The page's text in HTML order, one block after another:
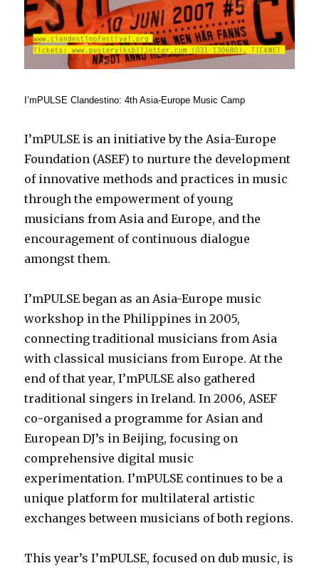
I’mPULSE Clandestino: 4th Asia-Europe Music Camp
I’mPULSE is an initiative by the Asia-Europe
Foundation (ASEF) to nurture the development
of innovative methods and practices in music
through the empowerment of young
musicians from Asia and Europe, and the
encouragement of continuous dialogue
amongst them.
I’mPULSE began as an Asia-Europe music
workshop in the Philippines in 2005,
connecting traditional musicians from Asia
with classical musicians from Europe. At the
end of that year, I’mPULSE also gathered
traditional singers in Ireland. In 2006, ASEF
co-organised a programme for Asian and
European DJ’s in Beijing, focusing on
comprehensive digital music
experimentation. I’mPULSE continues to be a
unique platform for multilateral artistic
exchanges between musicians of both regions.
This year’s I’mPULSE, focused on dub music, is